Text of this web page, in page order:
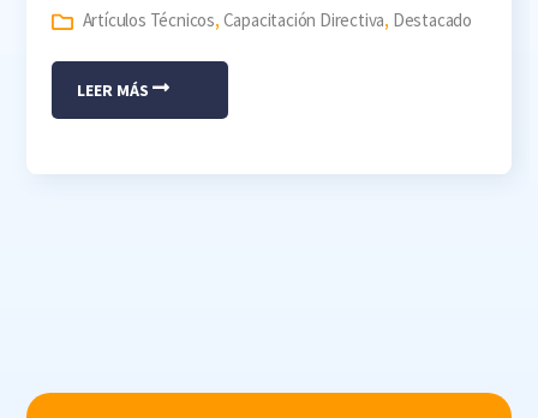
Artículos Técnicos, Capacitación Directiva, Destacado
LEER MÁS